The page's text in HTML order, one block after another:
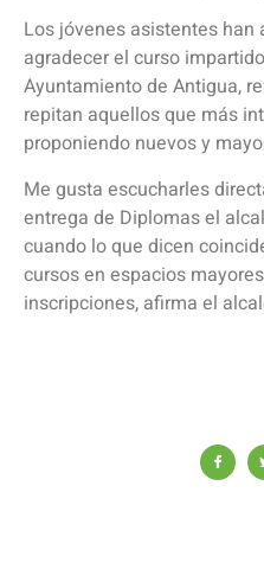
Los jóvenes asistentes han
agradecer el curso
Ayuntamiento de Antigua,
repitan aquellos que más
proponiendo nuevos y
Me gusta escucharles
entrega de Diplomas el
cuando lo que dicen
cursos en espacios
inscripciones, afirma el